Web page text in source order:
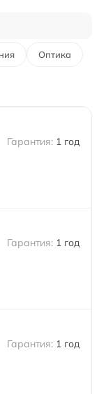
Оптика
1 год
1 год
1 год